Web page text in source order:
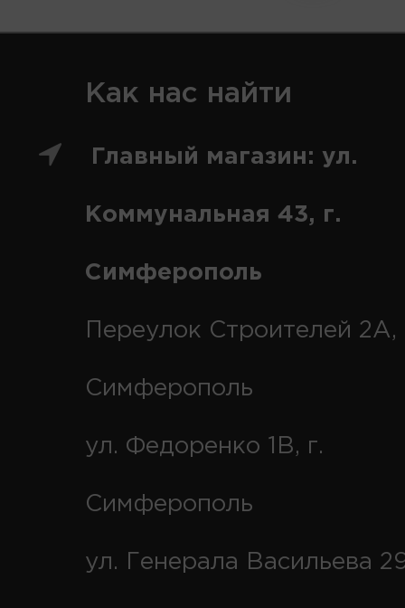
Как нас найти
Главный магазин: ул.
Коммунальная 43, г.
Симферополь
Переулок Строителей 2А,
Симферополь
ул. Федоренко 1В, г.
Симферополь
ул. Генерала Васильева